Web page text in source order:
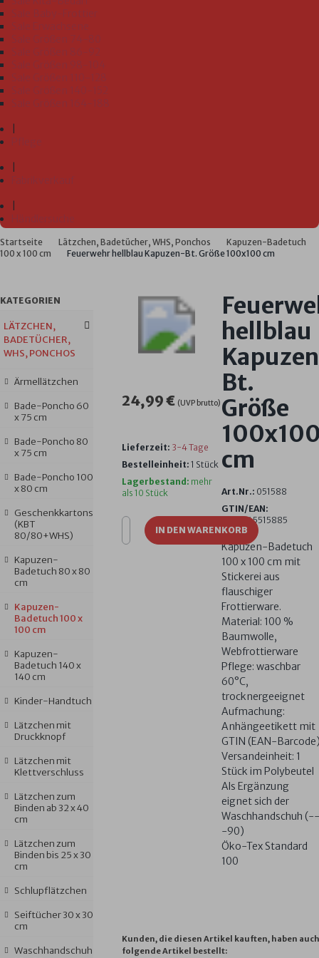
Startseite Lätzchen, Badetücher, WHS, Ponchos
Kapuzen-Badetuch
100 x 100 cm
Feuerwehr hellblau Kapuzen-Bt. Größe 100x100 cm
KATEGORIEN
LÄTZCHEN,
BADETÜCHER,
WHS, PONCHOS
Ärmellätzchen
Bade-Poncho 60
x 75 cm
Bade-Poncho 80
x 75 cm
Bade-Poncho 100
x 80 cm
Geschenkkartons
(KBT
80/80+WHS)
Kapuzen-
Badetuch 80 x 80
cm
Kapuzen-
Badetuch 100 x
100 cm
Kapuzen-
Badetuch 140 x
140 cm
Kinder-Handtuch
Lätzchen mit
Druckknopf
Lätzchen mit
Klettverschluss
Lätzchen zum
Binden ab 32 x 40
cm
Lätzchen zum
Binden bis 25 x 30
cm
Schlupflätzchen
Seiftücher 30 x 30
cm
Waschhandschuh
hellblau
Bt.
Größe
cm
Art.Nr.: 051588
GTIN/EAN:
4016245515885
Kapuzen-Badetuch
100 x 100 cm mit
Stickerei aus
flauschiger
Frottierware.
Material: 100 %
Baumwolle,
Webfrottierware
Pflege: waschbar
60°C,
trocknergeeignet
Aufmachung:
Anhängeetikett mit
GTIN (EAN-
Versandeinheit: 1
Stück im Polybeutel
Als Ergänzung
eignet sich der
Waschhandschuh (--
-90)
Öko-Tex Standard
100
24,99 € (UVP brutto)
Lieferzeit: 3-4 Tage
Bestelleinheit: 1 Stück
Lagerbestand: mehr
als 10 Stück
IN DEN WARENKORB
Kunden, die diesen Artikel kauften, haben auch
folgende Artikel bestellt: